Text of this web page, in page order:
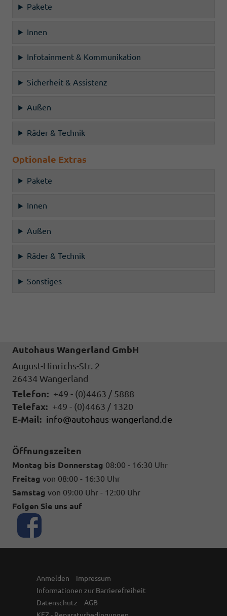
Pakete
Innen
Infotainment & Kommunikation
Sicherheit & Assistenz
Außen
Räder & Technik
Optionale Extras
Pakete
Innen
Außen
Räder & Technik
Sonstiges
Autohaus Wangerland GmbH
August-Hinrichs-Str. 2
26434 Wangerland
Telefon: +49 - (0)4463 / 5888
Telefax: +49 - (0)4463 / 1320
E-Mail: info@autohaus-wangerland.de
Öffnungszeiten
Montag bis Donnerstag 08:00 - 16:30 Uhr
Freitag von 08:00 - 16:30 Uhr
Samstag von 09:00 Uhr - 12:00 Uhr
Folgen Sie uns auf
Anmelden
Impressum
Informationen zur Barrierefreiheit
Datenschutz
AGB